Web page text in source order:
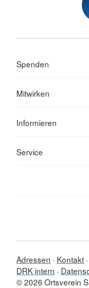
Spenden
Mitwirken
Informieren
Service
Adressen Kontakt
DRK intern
© 2026 Ortsverein